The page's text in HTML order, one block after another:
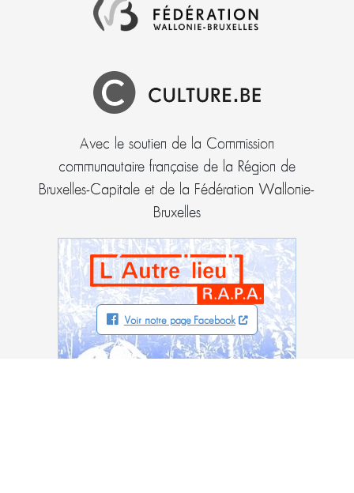
Avec le soutien de la Commission
communautaire française de la Région de
Bruxelles-Capitale et de la Fédération Wallonie-
Bruxelles
Voir notre page Facebook